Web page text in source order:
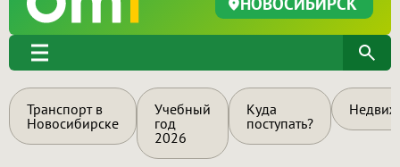
Транспорт в
Новосибирске
Учебный
год
2026
Куда
поступать?